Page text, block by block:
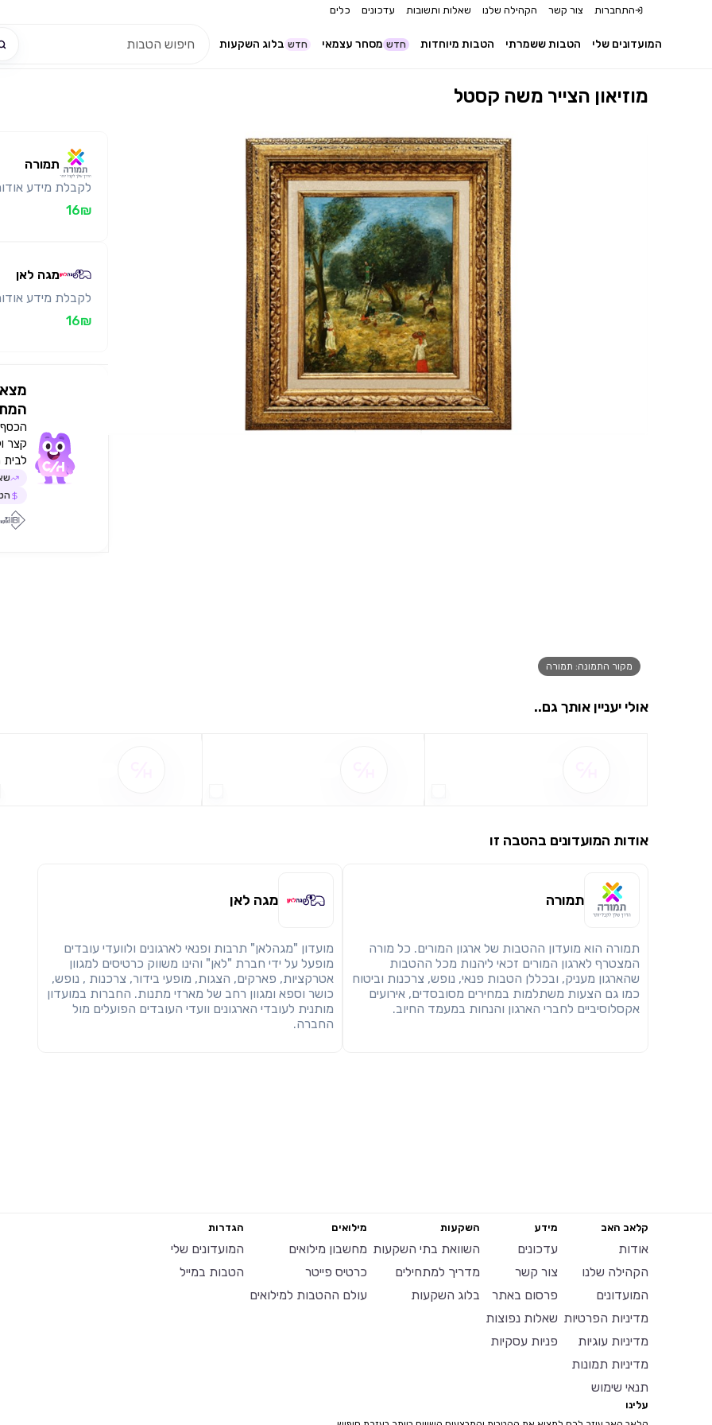
התחברות צור קשר הקהילה שלנו שאלות ותשובות עדכונים כלים
בלוג השקעות חדש מסחר עצמאי חדש הטבות מיוחדות הטבות ששמרתי המועדונים שלי
מוזיאון הצייר משה קסטל
מקור התמונה: תמורה
תמורה
לקבלת מידע
16₪
מגה לאן
לקבלת מידע
16₪
הכסף
קצר
אולי יעניין אותך גם..
אודות המועדונים בהטבה זו
תמורה
תמורה הוא מועדון ההטבות של ארגון המורים. כל מורה
המצטרף לארגון המורים זכאי ליהנות מכל ההטבות
שהארגון מעניק, ובכללן הטבות פנאי, נופש, צרכנות וביטוח
כמו גם הצעות משתלמות במחירים מסובסדים, אירועים
אקסלוסיביים לחברי הארגון והנחות במעמד החיוב.
מגה לאן
מועדון "מגהלאן" תרבות ופנאי לארגונים ולוועדי עובדים
מופעל על ידי חברת "לאן" והינו משווק כרטיסים למגוון
אטרקציות, פארקים, הצגות, מופעי בידור, צרכנות , נופש,
כושר וספא ומגוון רחב של מארזי מתנות. החברות במועדון
מותנית לעובדי הארגונים וועדי העובדים הפועלים מול
החברה.
קלאב האב
אודות
הקהילה שלנו
המועדונים
מדיניות הפרטיות
מדיניות עוגיות
מדיניות תמונות
תנאי שימוש
מידע
עדכונים
צור קשר
פרסום באתר
שאלות נפוצות
פניות עסקיות
השקעות
השוואת בתי השקעות
מדריך למתחילים
בלוג השקעות
מילואים
מחשבון מילואים
כרטיס פייטר
עולם ההטבות למילואים
הגדרות
המועדונים שלי
הטבות במייל
עלינו